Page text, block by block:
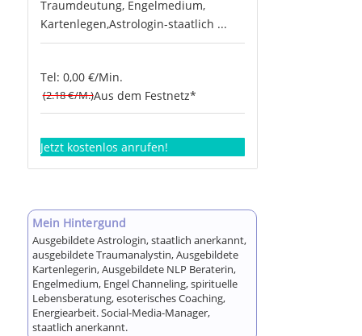
Traumdeutung, Engelmedium,
Kartenlegen,Astrologin-staatlich ...
Tel: 0,00 €/Min.
(2.18 €/M.)Aus dem Festnetz*
Jetzt kostenlos anrufen!
Mein Hintergund
Ausgebildete Astrologin, staatlich anerkannt,
ausgebildete Traumanalystin, Ausgebildete
Kartenlegerin, Ausgebildete NLP Beraterin,
Engelmedium, Engel Channeling, spirituelle
Lebensberatung, esoterisches Coaching,
Energiearbeit. Social-Media-Manager,
staatlich anerkannt.